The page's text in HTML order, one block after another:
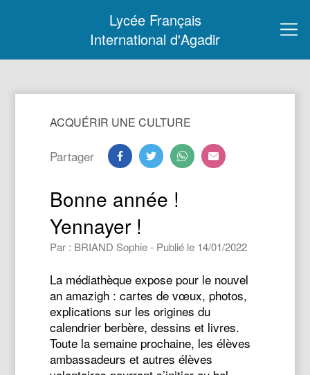
Lycée Français
International d'Agadir
ACQUÉRIR UNE CULTURE
Partager
Bonne année !
Yennayer !
Par : BRIAND Sophie - Publié le 14/01/2022
La médiathèque expose pour le nouvel
an amazigh : cartes de vœux, photos,
explications sur les origines du
calendrier berbère, dessins et livres.
Toute la semaine prochaine, les élèves
ambassadeurs et autres élèves